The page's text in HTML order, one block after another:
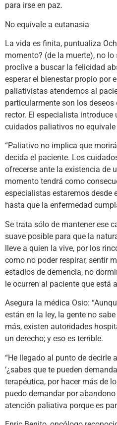
para irse en paz.
No equivale a eutanasia
La vida es finita, puntualiza
momento? (de la muerte), no
proclive a buscar la felicidad
esperar el bienestar propio por
paliativistas atendemos al
particularmente son los deseos
rector. El especialista
cuidados paliativos no
“Paliativo no implica que
decida el paciente. Los
ofrecerse ante la existencia de
momento tendrá como
especialistas estaremos desde
hasta que la enfermedad
Se trata sólo de mantener ese
suave posible para que la
lleve a quien la vive, por los
como no poder respirar, sentir
estadios de demencia, no
le ocurren al paciente que está
Asegura la médica Osio:
están en la ley, la gente no
más, existen autoridades
un derecho; y eso es terrible.
“He llegado al punto de decirle
‘¿sabes que te pueden
terapéutica, por hacer más de
puedo demandar por
atención paliativa porque es